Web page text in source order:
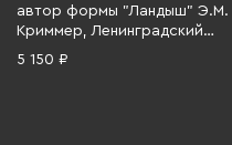
автор формы "Ландыш" Э.М.
Криммер, Ленинградский
фарфоровый завод (ЛФЗ),
5 150 ₽